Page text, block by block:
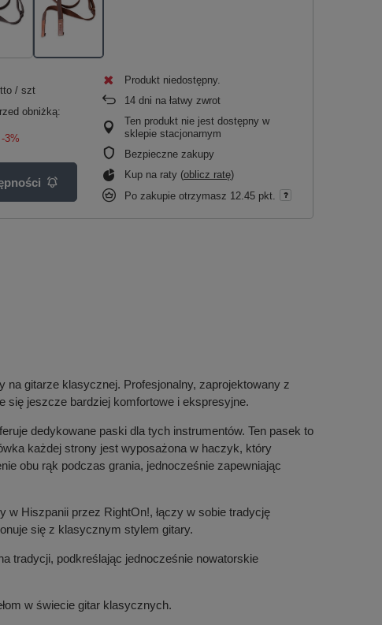
/ szt
obniżką:
-3%
Produkt niedostępny
14 dni na łatwy zwrot
Ten produkt nie jest dostępny w
sklepie stacjonarnym
Bezpieczne zakupy
Kup na raty (oblicz ratę)
Po zakupie otrzymasz 12.45 pkt.
na gitarze klasycznej. Profesjonalny, zaprojektowany z
się jeszcze bardziej komfortowe i ekspresyjne.
dedykowane paski dla tych instrumentów. Ten pasek to
każdej strony jest wyposażona w haczyk, który
obu rąk podczas grania, jednocześnie zapewniając
Hiszpanii przez RightOn!, łączy w sobie tradycję
się z klasycznym stylem gitary.
tradycji, podkreślając jednocześnie nowatorskie
w świecie gitar klasycznych.